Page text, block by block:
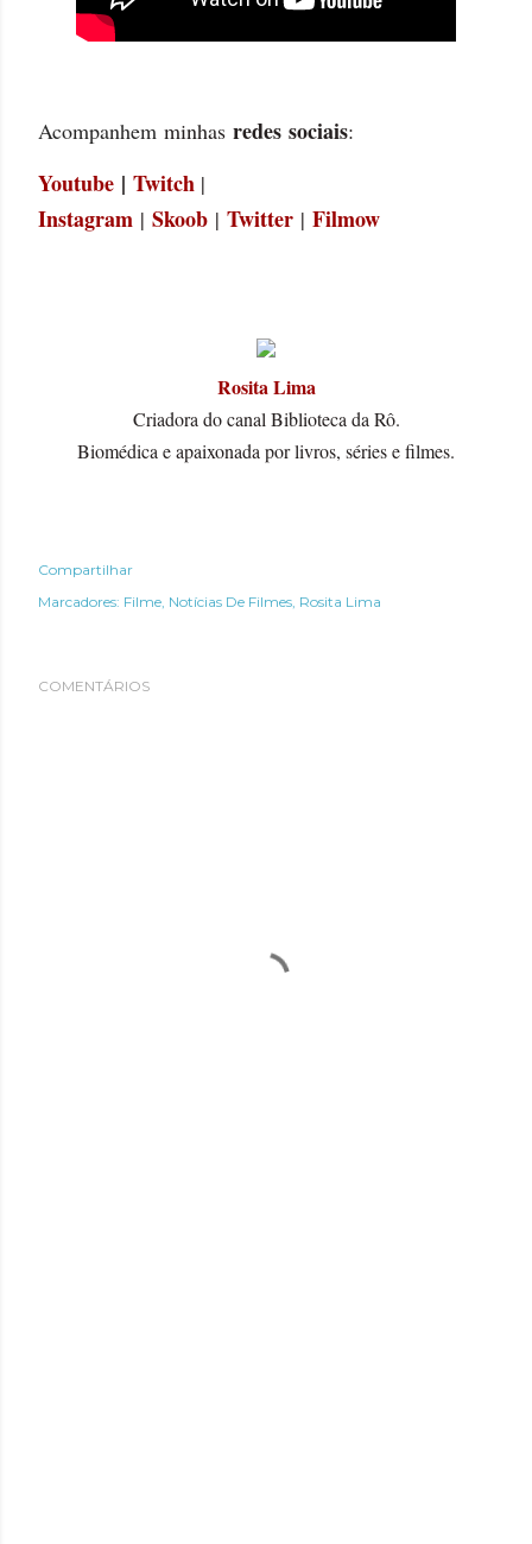
Acompanhem minhas redes sociais:
Youtube | Twitch
Instagram | Skoob | Twitter | Filmow
Rosita Lima
Criadora do canal Biblioteca da Rô.
Biomédica e apaixonada por livros, séries e filmes.
Compartilhar
Marcadores: Filme Notícias De Filmes Rosita Lima
COMENTÁRIOS